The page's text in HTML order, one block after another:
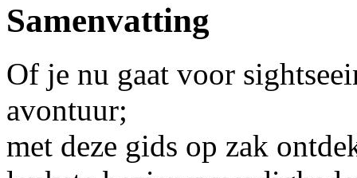
Samenvatting
Of je nu gaat voor
avontuur;
met deze gids op zak